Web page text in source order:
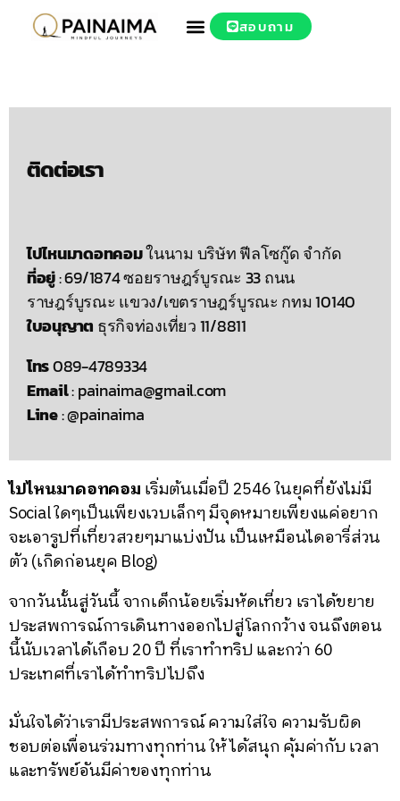
สอบถาม
ติดต่อเรา
ไปไหนมาดอทคอมในนาม บริษัท ฟีลโซกู๊ด จำกัด
ที่อยู่: 69/1874 ซอยราษฎร์บูรณะ 33 ถนน
ราษฎร์บูรณะ แขวง/เขตราษฎร์บูรณะ กทม 10140
ใบอนุญาต ธุรกิจท่องเที่ยว 11/8811
โทร089-4789334
Email: painaima@gmail.com
Line: @painaima
ไปไหนมาดอทคอม เริ่มต้นเมื่อปี 2546 ในยุคที่ยังไม่มี
Social ใดๆเป็นเพียงเวบเล็กๆ มีจุดหมายเพียงแค่อยาก
จะเอารูปที่เที่ยวสวยๆมาแบ่งปัน เป็นเหมือนไดอารี่ส่วน
ตัว (เกิดก่อนยุค Blog)
จากวันนั้นสู่วันนี้ จากเด็กน้อยเริ่มหัดเที่ยว เราได้ขยาย
ประสพการณ์การเดินทางออกไปสู่โลกกว้าง จนถึงตอน
นี้นับเวลาได้เกือบ 20 ปี ที่เราทำทริป และกว่า 60
ประเทศที่เราได้ทำทริปไปถึง
มั่นใจได้ว่าเรามีประสพการณ์ ความใส่ใจ ความรับผิด
ชอบต่อเพื่อนร่วมทางทุกท่าน ให้ได้สนุก คุ้มค่ากับ เวลา
และทรัพย์อันมีค่าของทุกท่าน